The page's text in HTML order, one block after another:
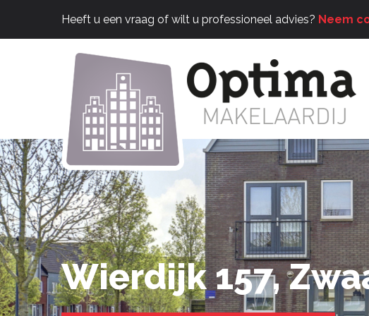
Heeft u een vraag of wilt u professioneel advies? Neem
Wierdijk 157,